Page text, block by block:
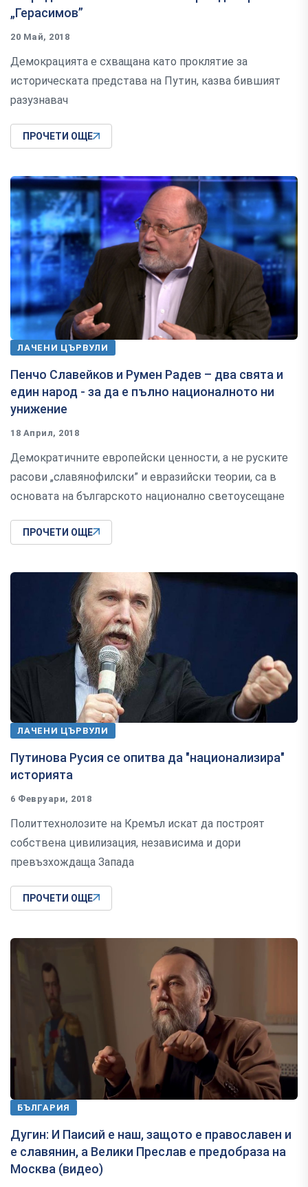
„Герасимов”
20 Май, 2018
Демокрацията е схващана като проклятие за
историческата представа на Путин, казва бившият
разузнавач
ПРОЧЕТИ ОЩЕ
ЛАЧЕНИ ЦЪРВУЛИ
Пенчо Славейков и Румен Радев – два свята и
един народ - за да е пълно националното ни
унижение
18 Април, 2018
Демократичните европейски ценности, а не руските
расови „славянофилски” и евразийски теории, са в
основата на българското национално светоусещане
ПРОЧЕТИ ОЩЕ
ЛАЧЕНИ ЦЪРВУЛИ
Путинова Русия се опитва да "национализира"
историята
6 Февруари, 2018
Политтехнолозите на Кремъл искат да построят
собствена цивилизация, независима и дори
превъзхождаща Запада
ПРОЧЕТИ ОЩЕ
БЪЛГАРИЯ
Дугин: И Паисий е наш, защото е православен и
е славянин, а Велики Преслав е предобраза на
Москва (видео)